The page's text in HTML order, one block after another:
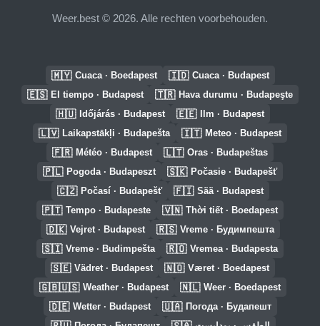
Weer.best © 2026. Alle rechten voorbehouden.
🇲🇾 Cuaca · Boedapest 🇮🇩 Cuaca · Budapest
🇪🇸 El tiempo · Budapest 🇹🇷 Hava durumu · Budapeşte
🇭🇺 Időjárás · Budapest 🇪🇪 Ilm · Budapest
🇱🇻 Laikapstākļi · Budapešta 🇮🇹 Meteo · Budapest
🇫🇷 Météo · Budapest 🇱🇹 Oras · Budapeštas
🇵🇱 Pogoda · Budapeszt 🇸🇰 Počasie · Budapešť
🇨🇿 Počasí · Budapešť 🇫🇮 Sää · Budapest
🇵🇹 Tempo · Budapeste 🇻🇳 Thời tiết · Boedapest
🇩🇰 Vejret · Budapest 🇷🇸 Vreme · Будимпешта
🇸🇮 Vreme · Budimpešta 🇷🇴 Vremea · Budapesta
🇸🇪 Vädret · Budapest 🇳🇴 Været · Boedapest
🇬🇧🇺🇸 Weather · Budapest 🇳🇱 Weer · Boedapest
🇩🇪 Wetter · Budapest 🇺🇦 Погода · Будапешт